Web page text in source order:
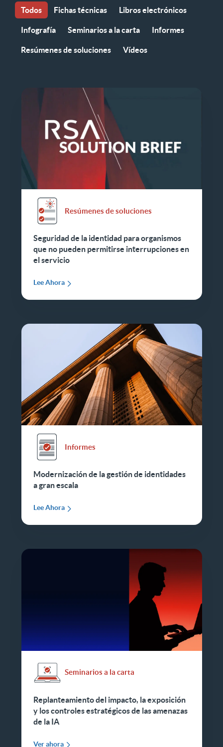
Todos Fichas técnicas Libros electrónicos
Infografía Seminarios a la carta Informes
Resúmenes de soluciones Vídeos
Resúmenes de soluciones
Seguridad de la identidad para organismos
que no pueden permitirse interrupciones en
el servicio
Lee Ahora
Informes
Modernización de la gestión de identidades
a gran escala
Lee Ahora
Seminarios a la carta
Replanteamiento del impacto, la exposición
y los controles estratégicos de las amenazas
de la IA
Ver ahora